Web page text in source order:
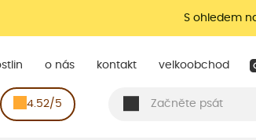
S ohledem
o nás kontakt velkoobchod
4.52/5